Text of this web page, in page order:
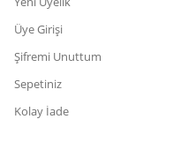
Üye Girişi
Şifremi Unuttum
Sepetiniz
Kolay İade